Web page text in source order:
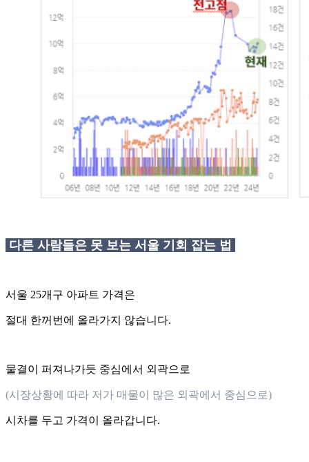
다른 사람들은 못 보는 서울 기회 잡는 법
서울 25개구 아파트 가격은
절대 한꺼번에 올라가지 않습니다.
물결이 퍼져나가듯 중심에서 외곽으로
(시장상황에 따라 저가 매물이 많은 외곽에서 중심으로)
시차를 두고 가격이 올라갑니다.